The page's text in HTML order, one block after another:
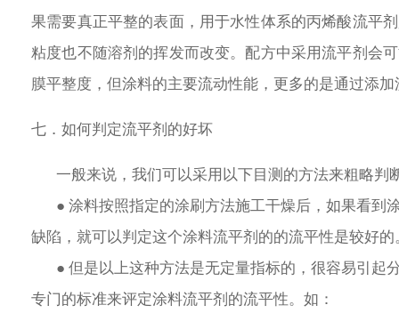
果需要真正平整的表面，用于水性体系的丙烯酸流平
粘度也不随溶剂的挥发而改变。配方中采用流平剂会
膜平整度，但涂料的主要流动性能，更多的是通过添
七．如何判定流平剂的好坏
一般来说，我们可以采用以下目测的方法来粗略判
● 涂料按照指定的涂刷方法施工干燥后，如果看到
缺陷，就可以判定这个涂料流平剂的的流平性是较好的
● 但是以上这种方法是无定量指标的，很容易引起
专门的标准来评定涂料流平剂的流平性。如：